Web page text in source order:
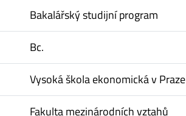
Bakalářský studijní program
Bc.
Vysoká škola ekonomická v Praze
Fakulta mezinárodních vztahů